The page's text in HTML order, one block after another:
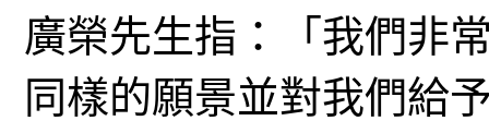
廣榮先生指：「我們非
同樣的願景並對我們給